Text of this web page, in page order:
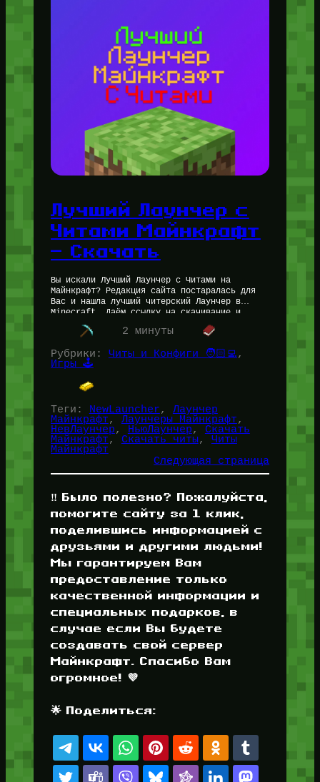
Лучший Лаунчер с
Читами Майнкрафт
— Скачать
Вы искали Лучший Лаунчер с Читами на
Майнкрафт? Редакция сайта постаралась для
Вас и нашла лучший читерский Лаунчер в
Minecraft. Даём ссылку на скачивание и
пытаемся обосновать, почему именно он…
2 минуты
Рубрики: Читы и Конфиги 🧑🏻‍💻
Игры 🕹️
Теги: NewLauncher, Лаунчер
Майнкрафт, Лаунчеры Майнкрафт
НевЛаунчер, НьюЛаунчер, Скачать
Майнкрафт, Скачать читы, Читы
Майнкрафт
Следующая страница
‼️ Было полезно? Пожалуйста,
помогите сайту за 1 клик,
поделившись информацией с
друзьями и другими людьми!
Мы гарантируем Вам
предоставление только
качественной информации и
специальных подарков, в
случае если Вы будете
создавать свой сервер
Майнкрафт. Спасибо Вам
огромное! 💜
🌟 Поделиться: